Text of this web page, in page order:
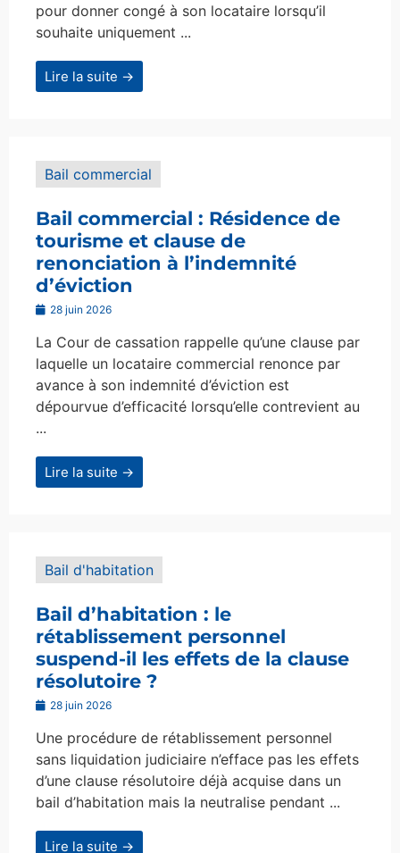
pour donner congé à son locataire lorsqu’il
souhaite uniquement ...
Lire la suite →
Bail commercial
Bail commercial : Résidence de
tourisme et clause de
renonciation à l’indemnité
d’éviction
28 juin 2026
La Cour de cassation rappelle qu’une clause par
laquelle un locataire commercial renonce par
avance à son indemnité d’éviction est
dépourvue d’efficacité lorsqu’elle contrevient au
...
Lire la suite →
Bail d'habitation
Bail d’habitation : le
rétablissement personnel
suspend-il les effets de la clause
résolutoire ?
28 juin 2026
Une procédure de rétablissement personnel
sans liquidation judiciaire n’efface pas les effets
d’une clause résolutoire déjà acquise dans un
bail d’habitation mais la neutralise pendant ...
Lire la suite →